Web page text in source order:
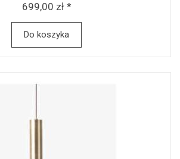
699,00 zł *
Do koszyka